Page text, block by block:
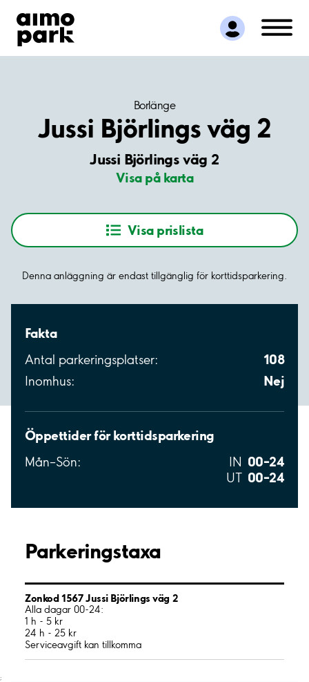
Hitta parkering
Samarbete
Kundservice
Borlänge
Jussi Björlings väg 2
Jussi Björlings väg 2
Visa på karta
Visa prislista
Denna anläggning är endast tillgänglig för korttidsparkering.
Fakta
Antal parkeringsplatser: 108
Inomhus: Nej
Öppettider för korttidsparkering
Mån–Sön: IN 00–24
UT 00–24
Parkeringstaxa
Zonkod 1567 Jussi Björlings väg 2
Alla dagar 00-24:
1 h - 5 kr
24 h - 25 kr
Serviceavgift kan tillkomma
;